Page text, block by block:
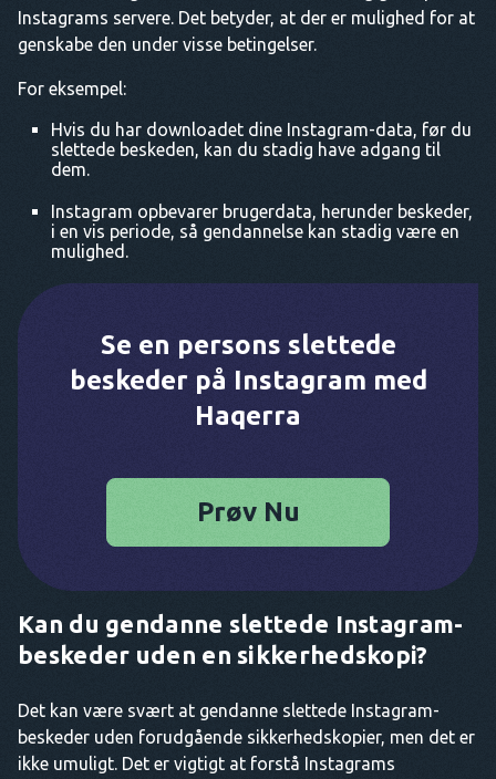
Instagrams servere. Det betyder, at der er mulighed for at
genskabe den under visse betingelser.
For eksempel:
Hvis du har downloadet dine Instagram-data, før du
slettede beskeden, kan du stadig have adgang til
dem.
Instagram opbevarer brugerdata, herunder beskeder,
i en vis periode, så gendannelse kan stadig være en
mulighed.
Se en persons slettede
beskeder på Instagram med
Haqerra
Prøv Nu
Kan du gendanne slettede Instagram-
beskeder uden en sikkerhedskopi?
Det kan være svært at gendanne slettede Instagram-
beskeder uden forudgående sikkerhedskopier, men det er
ikke umuligt. Det er vigtigt at forstå Instagrams